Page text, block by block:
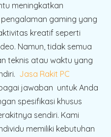
meningkatkan
gaming yang
kreatif seperti
Namun, tidak semua
teknis atau waktu yang
Jasa Rakit PC
jawaban untuk Anda
spesifikasi khusus
sendiri. Kami
memiliki kebutuhan